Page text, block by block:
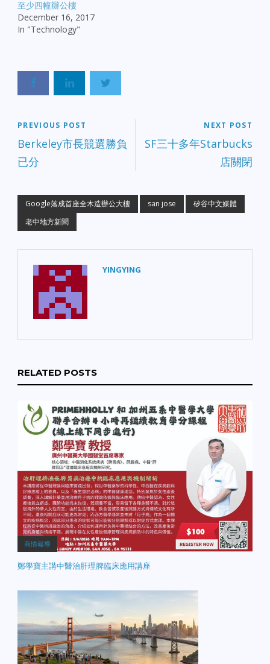
至少四幢辦公樓
December 16, 2017
In "Technology"
PREVIOUS POST
Berkeley市長競選勝負
已分
NEXT POST
SF三十多年Starbucks
店關閉
Google落成首座全木造辦公大樓 san jose
矽谷中文媒體
老中地方新聞
YINGYING
RELATED POSTS
商情報導
鄭學寶主講中醫治肝理脾臨床應用講座